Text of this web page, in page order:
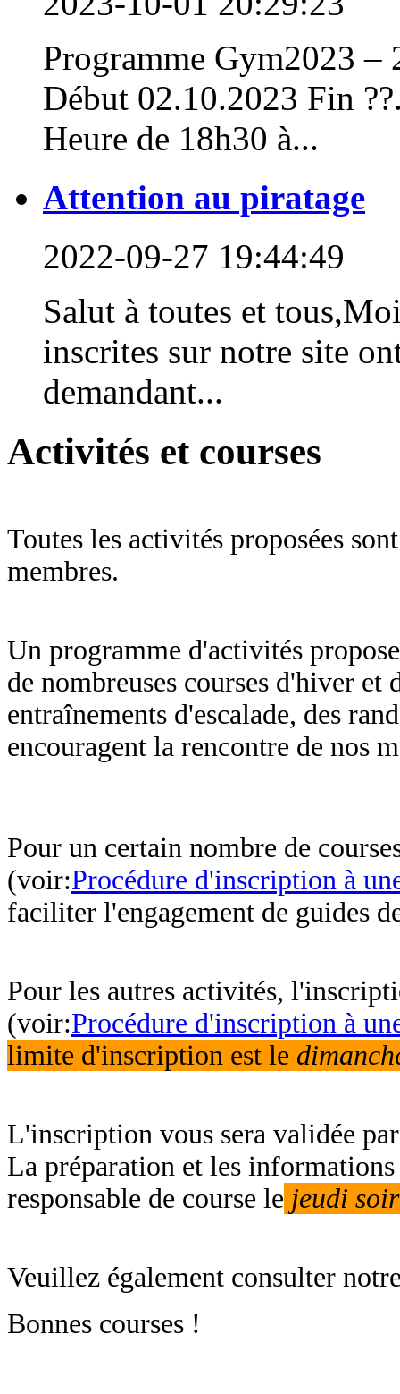
Programme Gym2023
Début 02.10.2023 Fin
Heure de 18h30 à...
Attention au piratage
2022-09-27 19:44:49
Salut à toutes et
inscrites sur notre site
demandant...
Activités et courses
Toutes les activités proposées
membres.
Un programme d'activités
de nombreuses courses d'hiver et
entraînements d'escalade, des
encouragent la rencontre de nos
Pour un certain nombre de
(voir:Procédure d'inscription à
faciliter l'engagement de guides
Pour les autres activités,
(voir:Procédure d'inscription à
limite d'inscription est le
L'inscription vous sera validée
La préparation et les
responsable de course le jeudi
Veuillez également consulter
Bonnes courses !